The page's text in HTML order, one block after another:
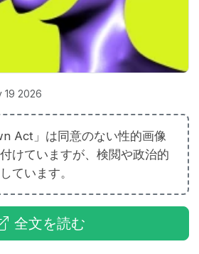
19 2026
Act」は同意のない性的画像
けていますが、検閲や政治的
ています。
全文を読む